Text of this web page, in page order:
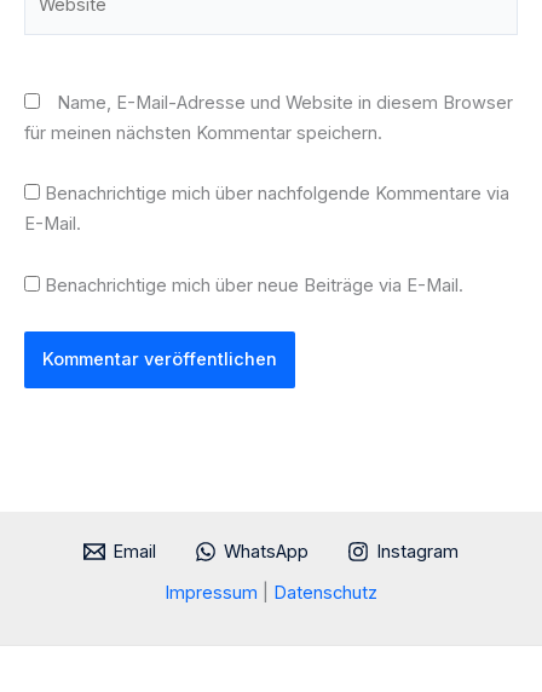
Name, E-Mail-Adresse und Website in diesem Browser
für meinen nächsten Kommentar speichern.
Benachrichtige mich über nachfolgende Kommentare via
E-Mail.
Benachrichtige mich über neue Beiträge via E-Mail.
Email WhatsApp
Instagram
Impressum
Datenschutz